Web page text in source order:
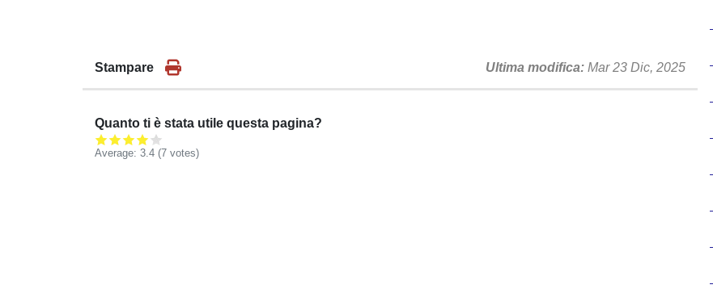
Stampare Ultima modifica Mar 23 Dic, 2025
Quanto ti è stata utile questa pagina?
Average: 3.4 (7 votes)